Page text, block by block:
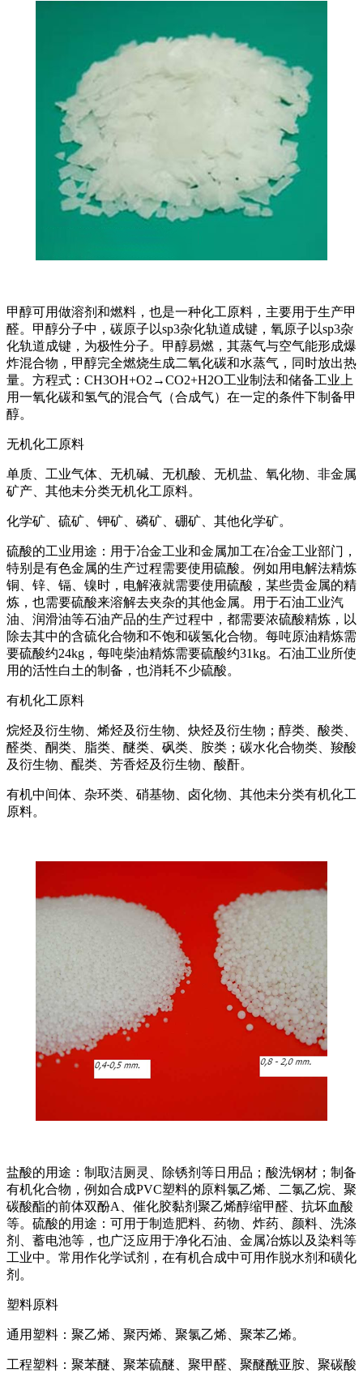
甲醇可用做溶剂和燃料，也是一种化工原料，主要用于生产甲
醛。甲醇分子中，碳原子以sp3杂化轨道成键，氧原子以sp3杂
化轨道成键，为极性分子。甲醇易燃，其蒸气与空气能形成爆
炸混合物，甲醇完全燃烧生成二氧化碳和水蒸气，同时放出热
量。方程式：CH3OH+O2→CO2+H2O工业制法和储备工业上
用一氧化碳和氢气的混合气（合成气）在一定的条件下制备甲
醇。
无机化工原料
单质、工业气体、无机碱、无机酸、无机盐、氧化物、非金属
矿产、其他未分类无机化工原料。
化学矿、硫矿、钾矿、磷矿、硼矿、其他化学矿。
硫酸的工业用途：用于冶金工业和金属加工在冶金工业部门，
特别是有色金属的生产过程需要使用硫酸。例如用电解法精炼
铜、锌、镉、镍时，电解液就需要使用硫酸，某些贵金属的精
炼，也需要硫酸来溶解去夹杂的其他金属。用于石油工业汽
油、润滑油等石油产品的生产过程中，都需要浓硫酸精炼，以
除去其中的含硫化合物和不饱和碳氢化合物。每吨原油精炼需
要硫酸约24kg，每吨柴油精炼需要硫酸约31kg。石油工业所使
用的活性白土的制备，也消耗不少硫酸。
有机化工原料
烷烃及衍生物、烯烃及衍生物、炔烃及衍生物；醇类、酸类、
醛类、酮类、脂类、醚类、砜类、胺类；碳水化合物类、羧酸
及衍生物、醌类、芳香烃及衍生物、酸酐。
有机中间体、杂环类、硝基物、卤化物、其他未分类有机化工
原料。
盐酸的用途：制取洁厕灵、除锈剂等日用品；酸洗钢材；制备
有机化合物，例如合成PVC塑料的原料氯乙烯、二氯乙烷、聚
碳酸酯的前体双酚A、催化胶黏剂聚乙烯醇缩甲醛、抗坏血酸
等。硫酸的用途：可用于制造肥料、药物、炸药、颜料、洗涤
剂、蓄电池等，也广泛应用于净化石油、金属冶炼以及染料等
工业中。常用作化学试剂，在有机合成中可用作脱水剂和磺化
剂。
塑料原料
通用塑料：聚乙烯、聚丙烯、聚氯乙烯、聚苯乙烯。
工程塑料：聚苯醚、聚苯硫醚、聚甲醛、聚醚酰亚胺、聚碳酸